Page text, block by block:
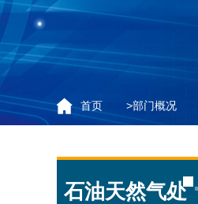
首页 >部门概况
石油天然气处